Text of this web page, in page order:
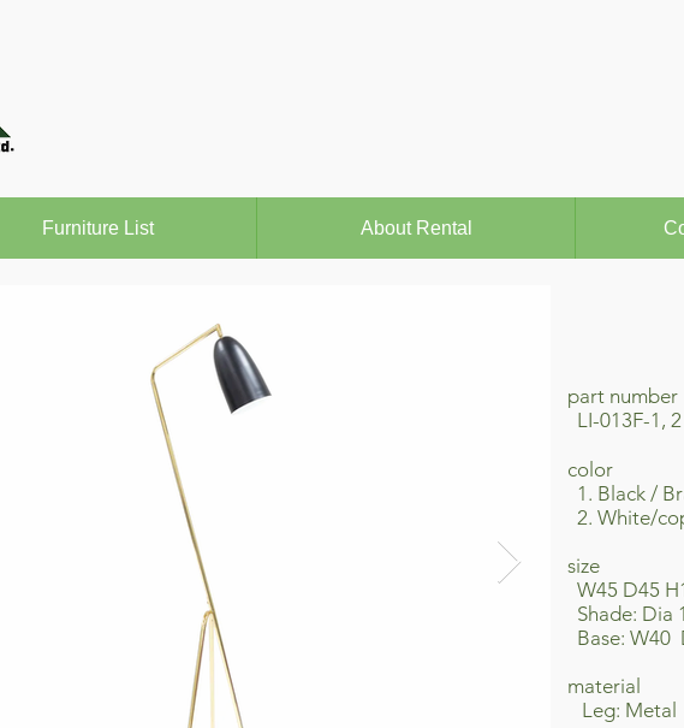
Furniture List About Rental
part number
LI-013F-1, 2
​color
1. Black /
2. White/
size
W45 D45
Shade: Dia
Base: W40
material
​ Leg: Metal